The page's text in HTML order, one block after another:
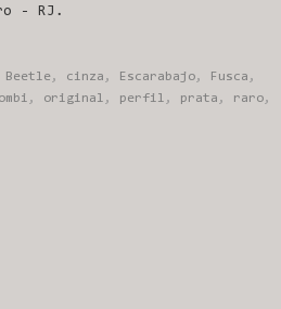
- RJ.
Beetle, cinza , Escarabajo, Fusca ,
, original , perfil , prata , raro,